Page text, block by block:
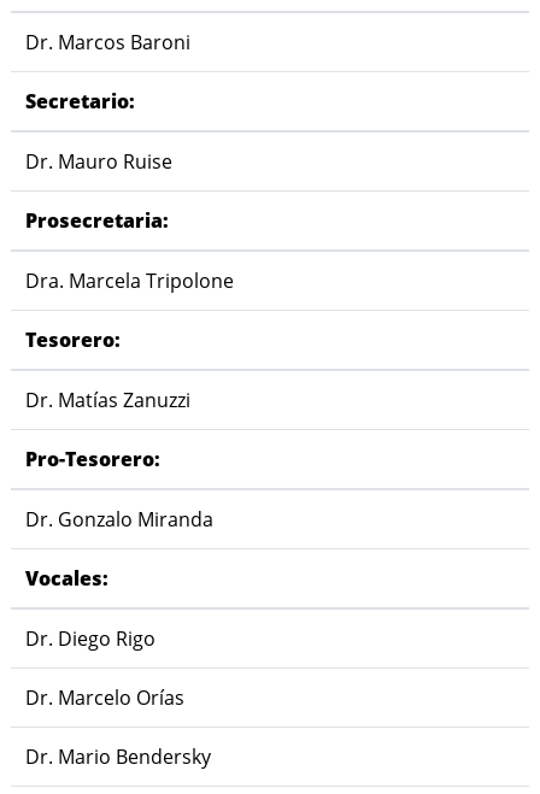
Dr. Marcos Baroni
Secretario:
Dr. Mauro Ruise
Prosecretaria:
Dra. Marcela Tripolone
Tesorero:
Dr. Matías Zanuzzi
Pro-Tesorero:
Dr. Gonzalo Miranda
Vocales:
Dr. Diego Rigo
Dr. Marcelo Orías
Dr. Mario Bendersky